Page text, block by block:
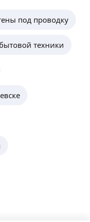
под проводку
техники